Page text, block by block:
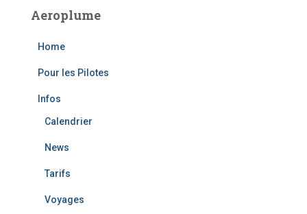
h
Aeroplume
Home
Pour les Pilotes
Infos
Calendrier
News
Tarifs
Voyages